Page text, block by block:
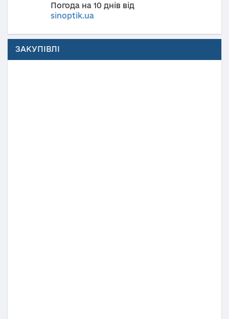
Погода на 10 днів від
sinoptik.ua
ЗАКУПІВЛІ